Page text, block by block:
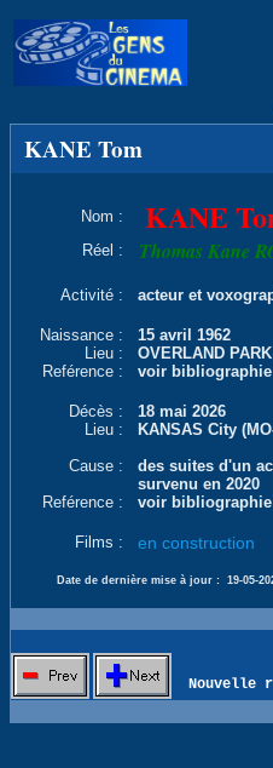
KANE Tom
Nom : KANE
Réel : Thomas Kane
Activité : acteur et
Naissance :
15 avril 1962
Lieu :
OVERLAND
Reférence :
voir
Décès :
18 mai 2026
Lieu :
KANSAS City
Cause :
des suites d'un
survenu en 2020
Reférence :
voir
Films : en construction
Date de dernière mise à jour : 19-05-
Nouvelle